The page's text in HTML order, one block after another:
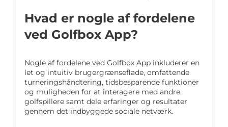
Hvad er nogle af fordelene
ved Golfbox App?
Nogle af fordelene ved Golfbox App inkluderer en
let og intuitiv brugergrænseflade, omfattende
turneringshåndtering, tidsbesparende funktioner
og muligheden for at interagere med andre
golfspillere samt dele erfaringer og resultater
gennem det indbyggede sociale netværk.